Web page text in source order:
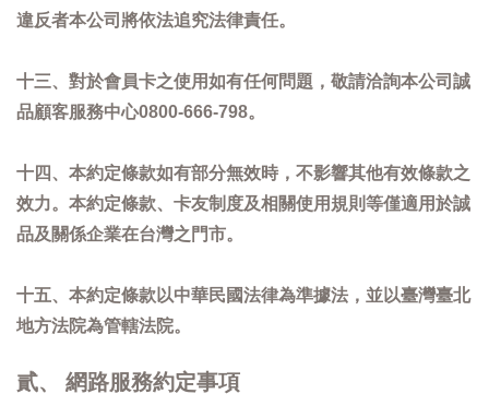
違反者本公司將依法追究法律責任。
十三、對於會員卡之使用如有任何問題，敬請洽詢本公司誠
品顧客服務中心0800-666-798。
十四、本約定條款如有部分無效時，不影響其他有效條款之
效力。本約定條款、卡友制度及相關使用規則等僅適用於誠
品及關係企業在台灣之門市。
十五、本約定條款以中華民國法律為準據法，並以臺灣臺北
地方法院為管轄法院。
貳、 網路服務約定事項